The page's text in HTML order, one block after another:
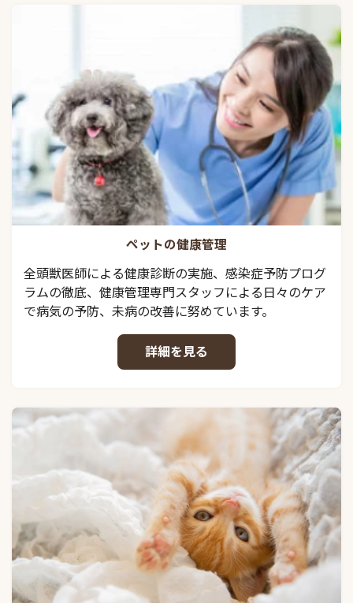
ペットの健康管理
全頭獣医師による健康診断の実施、感染症予防プログ
ラムの徹底、健康管理専門スタッフによる日々のケア
で病気の予防、未病の改善に努めています。
詳細を見る